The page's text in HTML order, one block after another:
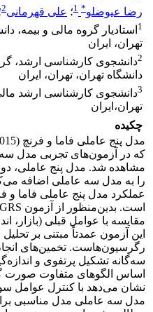
رضا عیوضلو*
1؛ علی قهرمانی2
1 استادیار گروه مالی و بیمه،
تهران، ایران
2دانشجوی کارشناسی ‌ارشد،
دانشگاه تهران، تهران، ایران
3دانشجوی کارشناسی ارشد
تهران،ایران
چکیده
مشاهده شد. مدل پنج عاملی،
را به مدل سه عاملی اضافه
عملکرد مدل پنج عاملی فاما و
مقایسه با عوامل قبلی (بازار،
این آزمون عمدتاً مبتنی بر
رگرسیون‌هاست. تخمین‌های
سه‌گانه تشکیل پرتفوی و
اساس الگوهای متفاوت صورت
نشان می‌دهد با کنترل عوامل
مدل سه عاملی مدل مناسبی